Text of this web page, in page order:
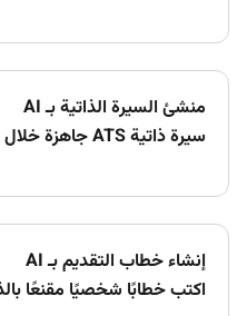
منشئ السيرة الذاتية بـ AI
سيرة ذاتية ATS جاهزة خلال 5 دقائق
إنشاء خطاب التقديم بـ AI
اكتب خطابًا شخصيًا مقنعًا